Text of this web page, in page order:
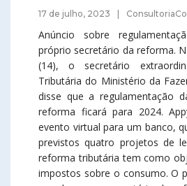
17 de julho, 2023
Anúncio sobre
próprio secretário da reforma.
(14), o secretário
Tributária do Ministério da
disse que a regulamentação
reforma ficará para 2024.
evento virtual para um banco,
previstos quatro projetos de
reforma tributária tem como
impostos sobre o consumo. O